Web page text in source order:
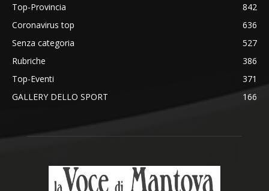
Top-Provincia
842
Coronavirus top
636
Senza categoria
527
Rubriche
386
Top-Eventi
371
GALLERY DELLO SPORT
166